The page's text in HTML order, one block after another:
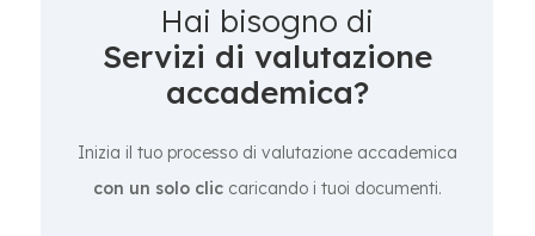
Hai bisogno di
Servizi di valutazione
accademica?
Inizia il tuo processo di valutazione accademica
con un solo cliccaricando i tuoi documenti.